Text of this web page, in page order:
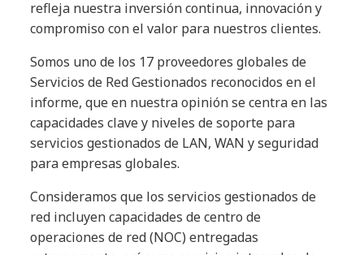
refleja nuestra inversión continua, innovación y
compromiso con el valor para nuestros clientes.
Somos uno de los 17 proveedores globales de
Servicios de Red Gestionados reconocidos en el
informe, que en nuestra opinión se centra en las
capacidades clave y niveles de soporte para
servicios gestionados de LAN, WAN y seguridad
para empresas globales.
Consideramos que los servicios gestionados de
red incluyen capacidades de centro de
operaciones de red (NOC) entregadas